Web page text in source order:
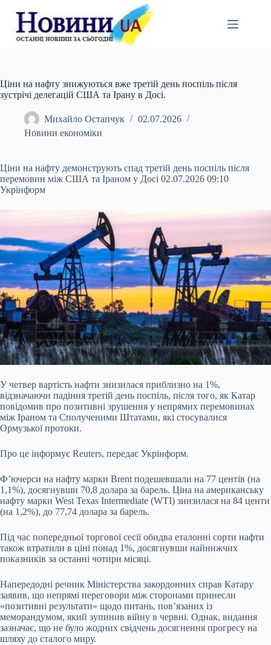
вмісту
Ціни на нафту знижуються вже третій день поспіль після
зустрічі делегацій США та Ірану в Досі.
Михайло Остапчук
02.07.2026
Новини економіки
Ціни на нафту демонструють спад третій день поспіль після
перемовин між США та Іраном у Досі 02.07.2026 09:10
Укрінформ
У четвер вартість нафти знизилася приблизно на 1%,
відзначаючи падіння третій день поспіль, після того, як Катар
повідомив про позитивні зрушення у непрямих перемовинах
між Іраном та Сполученими Штатами, які стосувалися
Ормузької протоки.
Про це інформує Reuters, передає Укрінформ.
Ф’ючерси на нафту марки Brent подешевшали на 77 центів (на
1,1%), досягнувши 70,8 долара за барель. Ціна на американську
нафту марки ​West Texas Intermediate (WTI) знизилася на 84 центи
(на 1,2%), до 77,74 долара за барель.
Під час попередньої торгової сесії обидва еталонні сорти нафти
також втратили в ціні понад 1%, досягнувши найнижчих
показників за останні чотири місяці.
Напередодні речник Міністерства закордонних справ Катару
заявив, що непрямі переговори між сторонами принесли
«позитивні результати» щодо питань, пов’язаних із
меморандумом, який зупинив війну в червні. Однак, видання
зазначає, що не було жодних свідчень досягнення прогресу на
шляху до сталого миру.